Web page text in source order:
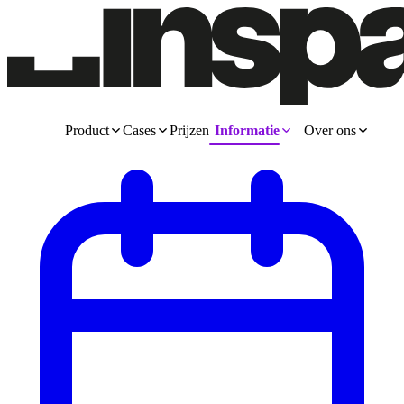
Product Cases Prijzen Informatie Over ons